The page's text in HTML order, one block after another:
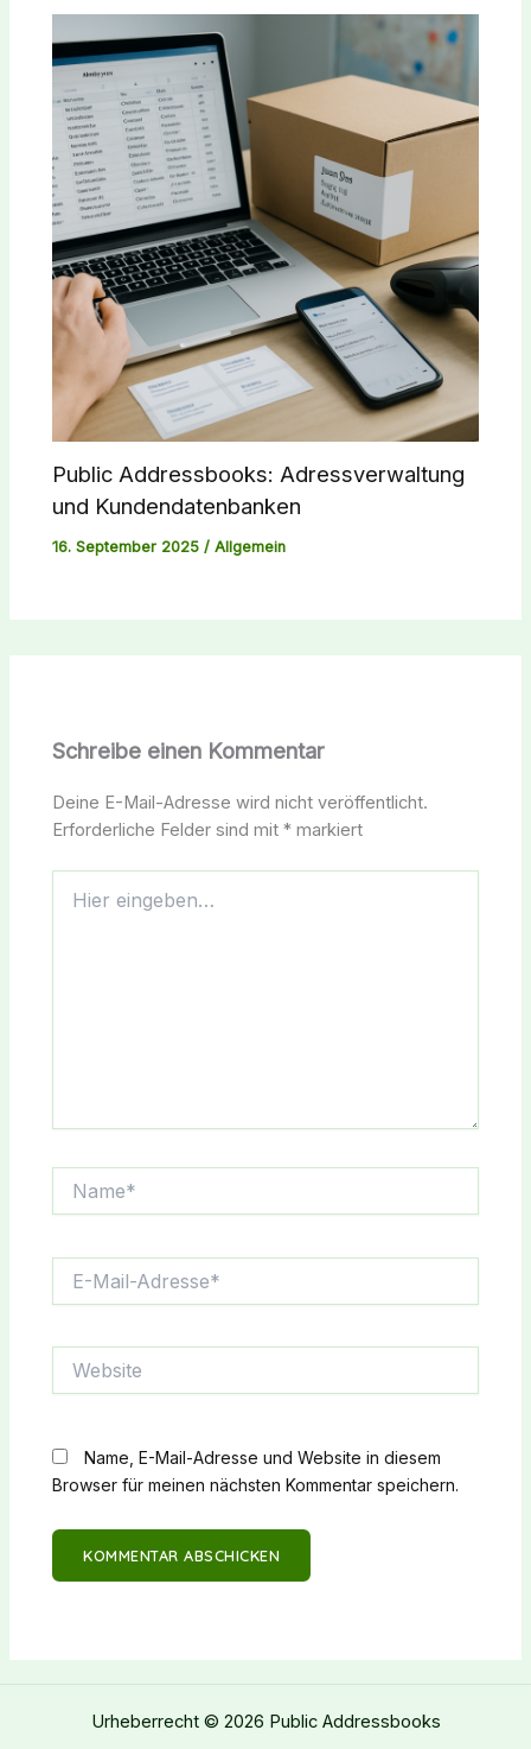
Public Addressbooks: Adressverwaltung
und Kundendatenbanken
16. September 2025/Allgemein
Schreibe einen Kommentar
Deine E-Mail-Adresse wird nicht veröffentlicht.
Erforderliche Felder sind mit* markiert
eingeben…
Mail-
Name, E-Mail-Adresse und Website in diesem
Browser für meinen nächsten Kommentar speichern.
Urheberrecht © 2026 Public Addressbooks